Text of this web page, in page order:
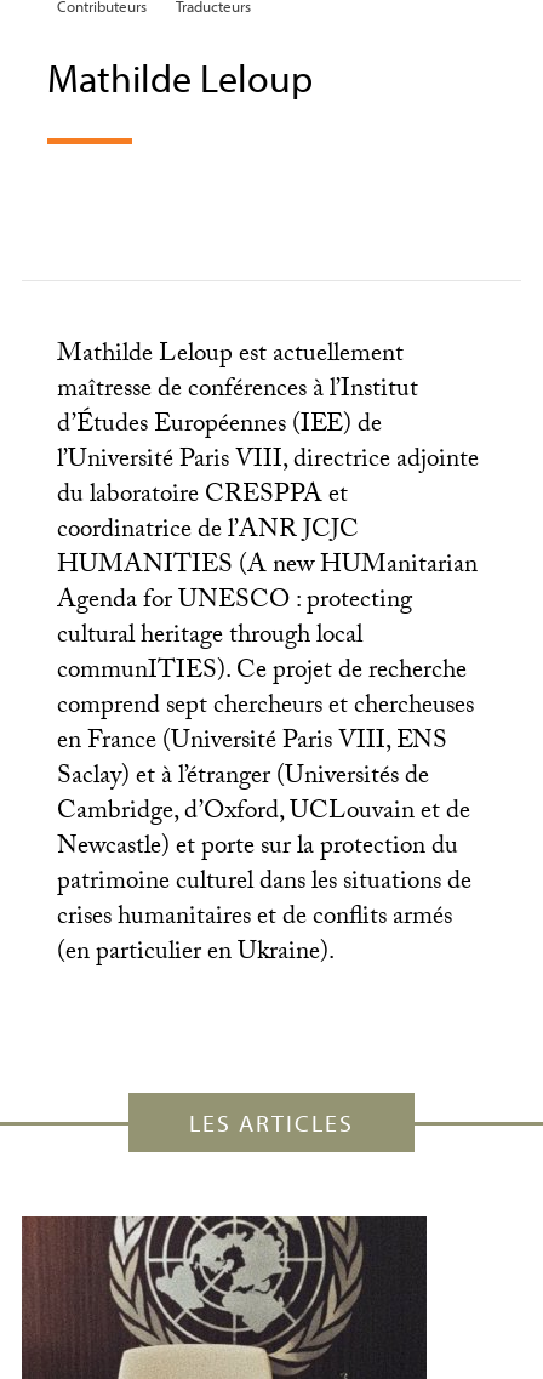
Contributeurs Traducteurs
Mathilde Leloup
Mathilde Leloup est actuellement
maîtresse de conférences à l’Institut
d’Études Européennes (IEE) de
l’Université ParisVIII, directrice adjointe
du laboratoireCRESPPAet
coordinatrice de l’ANRJCJC
HUMANITIES(A new HUManitarian
Agenda forUNESCO: protecting
cultural heritage through local
communITIES). Ce projet de recherche
comprend sept chercheurs et chercheuses
en France (Université ParisVIII,ENS
Saclay) et à l’étranger (Universités de
Cambridge, d’Oxford, UCLouvain et de
Newcastle) et porte sur la protection du
patrimoine culturel dans les situations de
crises humanitaires et de conflits armés
(en particulier en Ukraine).
LES ARTICLES